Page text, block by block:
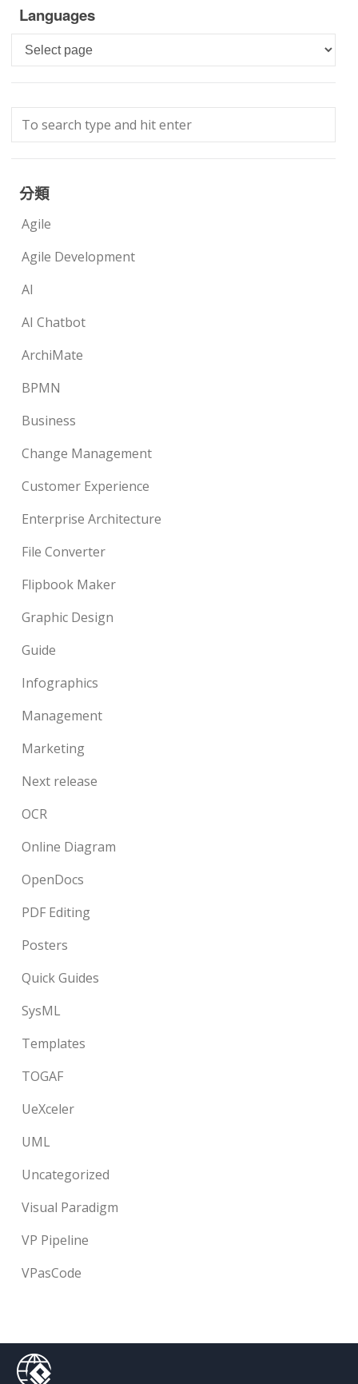
Languages
Languages
分類
Agile
Agile Development
AI
AI Chatbot
ArchiMate
BPMN
Business
Change Management
Customer Experience
Enterprise Architecture
File Converter
Flipbook Maker
Graphic Design
Guide
Infographics
Management
Marketing
Next release
OCR
Online Diagram
OpenDocs
PDF Editing
Posters
Quick Guides
SysML
Templates
TOGAF
UeXceler
UML
Uncategorized
Visual Paradigm
VP Pipeline
VPasCode